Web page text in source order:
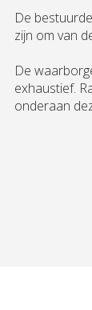
De
zijn om van
De
exhaustief.
onderaan